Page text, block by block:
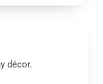
décor.